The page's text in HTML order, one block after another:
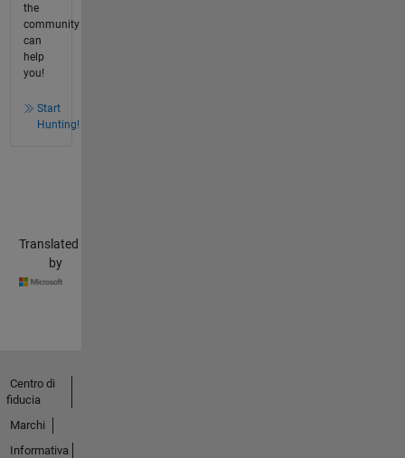
the
community
can
help
you!
Start
Hunting!
Translated
by
Centro di
fiducia
Marchi
Informativa